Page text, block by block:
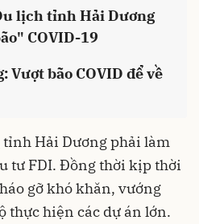
lịch tỉnh Hải Dương
COVID-19
Vượt bão COVID để về
tỉnh Hải Dương phải làm
tư FDI. Đồng thời kịp thời
gỡ khó khăn, vướng
thực hiện các dự án lớn.